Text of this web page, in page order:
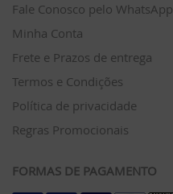
Fale Conosco pelo WhatsApp
Minha Conta
Frete e Prazos de entrega
Termos e Condições
Política de privacidade
Regras Promocionais
FORMAS DE PAGAMENTO